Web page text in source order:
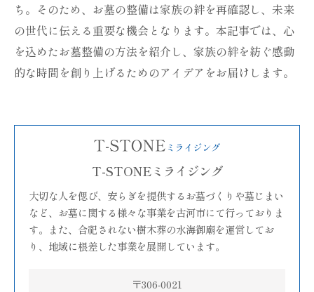
ち。そのため、お墓の整備は家族の絆を再確認し、未来
の世代に伝える重要な機会となります。本記事では、心
を込めたお墓整備の方法を紹介し、家族の絆を紡ぐ感動
的な時間を創り上げるためのアイデアをお届けします。
T-STONEミライジング
大切な人を偲び、安らぎを提供するお墓づくりや墓じまい
など、お墓に関する様々な事業を古河市にて行っておりま
す。また、合祀されない樹木葬の水海御廟を運営してお
り、地域に根差した事業を展開しています。
〒306-0021